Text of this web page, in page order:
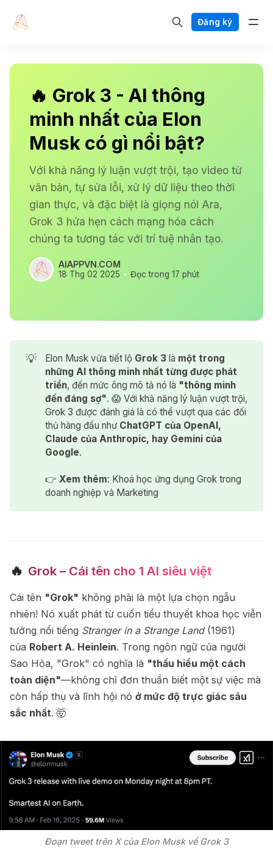
Đăng ký
🔥 Grok 3 - AI thông
minh nhất của Elon
Musk có gì nổi bật?
Với khả năng lý luận vượt trội, tạo video từ
văn bản, tự sửa lỗi, xử lý dữ liệu theo thời
gian thực, và đặc biệt là giọng nói Ara,
Grok 3 hứa hẹn cách mạng hóa cách
chúng ta tương tác với trí tuệ nhân tạo.
AIAPPVN.COM
18 Thg 02 2025 Đọc trong 17 phút
💡 Elon Musk vừa tiết lộ Grok 3 là một trong
những AI thông minh nhất từng được phát
triển, đến mức ông mô tả nó là "thông minh
đến đáng sợ". 😱 Với khả năng lý luận vượt trội,
Grok 3 được đánh giá là có thể vượt qua các đối
thủ hàng đầu như ChatGPT của OpenAI,
Claude của Anthropic, hay Gemini của
Google.
👉Xem thêm: Khoá học ứng dụng Grok trong
doanh nghiệp và Marketing
🔥 Grok – Cái tên cho 1 AI siêu việt
Cái tên "Grok" không phải là một lựa chọn ngẫu
nhiên! Nó xuất phát từ cuốn tiểu thuyết khoa học viễn
tưởng nổi tiếng Stranger in a Strange Land(1961)
của Robert A. Heinlein. Trong ngôn ngữ của người
Sao Hỏa, "Grok" có nghĩa là "thấu hiểu một cách
toàn diện"—không chỉ đơn thuần biết một sự việc mà
còn hấp thụ và lĩnh hội nó ở mức độ trực giác sâu
sắc nhất. 🤯
Đoạn tweet trên X của Elon Musk về Grok 3